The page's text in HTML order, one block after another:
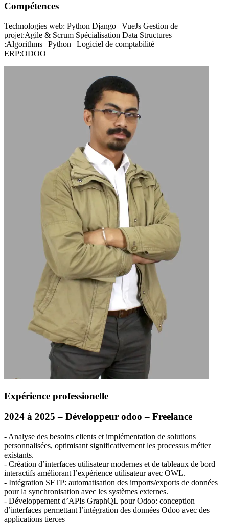
Compétences
Technologies web: Python Django | VueJs Gestion de
projet:Agile & Scrum Spécialisation Data Structures
:Algorithms | Python | Logiciel de comptabilité
ERP:ODOO
Expérience professionelle
2024 à 2025 – Développeur odoo – Freelance
- Analyse des besoins clients et implémentation de solutions
personnalisées, optimisant significativement les processus métier
existants.
- Création d’interfaces utilisateur modernes et de tableaux de bord
interactifs améliorant l’expérience utilisateur avec OWL.
- Intégration SFTP: automatisation des imports/exports de données
pour la synchronisation avec les systèmes externes.
- Développement d’APIs GraphQL pour Odoo: conception
d’interfaces permettant l’intégration des données Odoo avec des
applications tierces